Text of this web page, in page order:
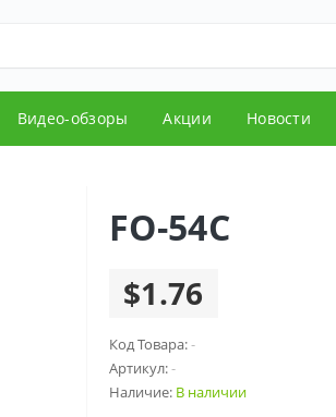
Видео-обзоры Акции Новости
FO-54C
$1.76
Код Товара:-
Артикул:-
Наличие: В наличии